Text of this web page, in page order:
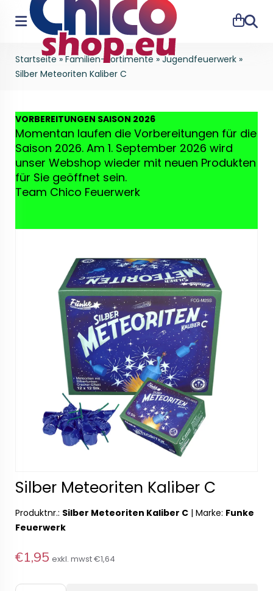
Suche
Startseite »Familien-Sortimente »Jugendfeuerwerk »
Silber Meteoriten Kaliber C
VORBEREITUNGEN SAISON 2026
Momentan laufen die Vorbereitungen für die
Saison 2026. Am 1. September 2026 wird
unser Webshop wieder mit neuen Produkten
für Sie geöffnet sein.
Team Chico Feuerwerk
Silber Meteoriten Kaliber C
Produktnr.: Silber Meteoriten Kaliber C | Marke: Funke
Feuerwerk
€1,95 exkl. mwst€1,64